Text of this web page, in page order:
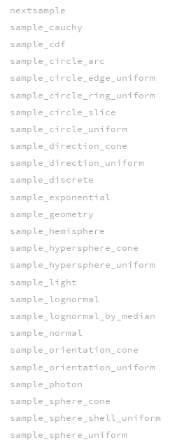
nextsample
sample_cauchy
sample_cdf
sample_circle_arc
sample_circle_edge_uniform
sample_circle_ring_uniform
sample_circle_slice
sample_circle_uniform
sample_direction_cone
sample_direction_uniform
sample_discrete
sample_exponential
sample_geometry
sample_hemisphere
sample_hypersphere_cone
sample_hypersphere_uniform
sample_light
sample_lognormal
sample_lognormal_by_median
sample_normal
sample_orientation_cone
sample_orientation_uniform
sample_photon
sample_sphere_cone
sample_sphere_shell_uniform
sample_sphere_uniform